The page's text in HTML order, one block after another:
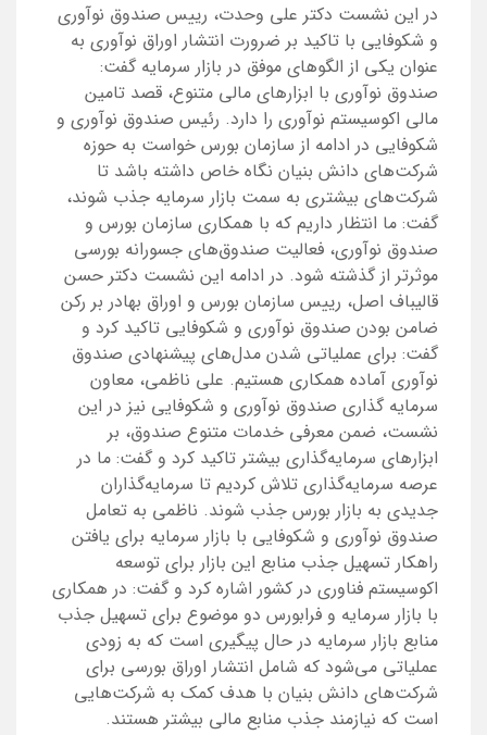
در این نشست دکتر علی وحدت، رییس صندوق نوآوری
و شکوفایی با تاکید بر ضرورت انتشار اوراق نوآوری به
عنوان یکی از الگوهای موفق در بازار سرمایه گفت:
صندوق نوآوری با ابزارهای مالی متنوع، قصد تامین
مالی اکوسیستم نوآوری را دارد. رئیس صندوق نوآوری و
شکوفایی در ادامه از سازمان بورس خواست به حوزه
شرکت‌های دانش بنیان نگاه خاص داشته باشد تا
شرکت‌های بیشتری به سمت بازار سرمایه جذب شوند،
گفت: ما انتظار داریم که با همکاری سازمان بورس و
صندوق نوآوری، فعالیت صندوق‌های جسورانه بورسی
موثرتر از گذشته شود. در ادامه این نشست دکتر حسن
قالیباف اصل، رییس سازمان بورس و اوراق بهادر بر رکن
ضامن بودن صندوق نوآوری و شکوفایی تاکید کرد و
گفت: برای عملیاتی شدن مدل‌های پیشنهادی صندوق
نوآوری آماده همکاری هستیم. علی ناظمی، معاون
سرمایه گذاری صندوق نوآوری و شکوفایی نیز در این
نشست، ضمن معرفی خدمات متنوع صندوق، بر
ابزارهای سرمایه‌گذاری بیشتر تاکید کرد و گفت: ما در
عرصه سرمایه‌گذاری تلاش کردیم تا سرمایه‌گذاران
جدیدی به بازار بورس جذب شوند. ناظمی به تعامل
صندوق نوآوری و شکوفایی با بازار سرمایه برای یافتن
راهکار تسهیل جذب منابع این بازار برای توسعه
اکوسیستم فناوری در کشور اشاره کرد و گفت: در همکاری
با بازار سرمایه و فرابورس دو موضوع برای تسهیل جذب
منابع بازار سرمایه در حال پیگیری است که به زودی
عملیاتی می‌شود که شامل انتشار اوراق بورسی برای
شرکت‌های دانش بنیان با هدف کمک به شرکت‌هایی
است که نیازمند جذب منابع مالی بیشتر هستند.